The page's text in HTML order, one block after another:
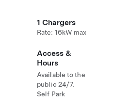
1 Chargers
Rate: 16kW max
Access &
Hours
Available to the
public 24/7.
Self Park